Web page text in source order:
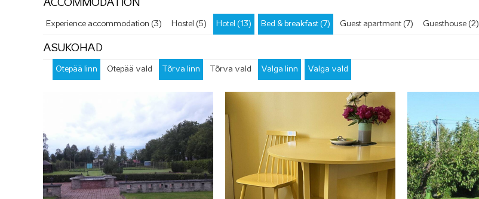
ACCOMMODATION
Experience accommodation (3) Hostel (5) Hotel (13) Bed & breakfast (7) Guest apartment (7) Guesthouse (2)
ASUKOHAD
Otepää linn Otepää vald Tõrva linn Tõrva vald Valga linn Valga vald